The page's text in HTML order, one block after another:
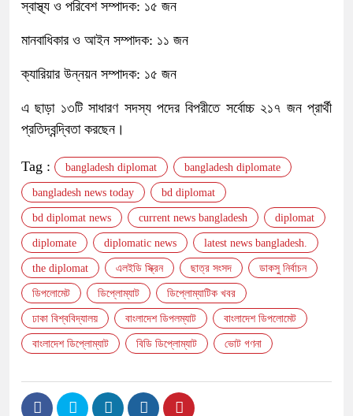
স্বাস্থ্য ও পরিবেশ সম্পাদক: ১৫ জন
মানবাধিকার ও আইন সম্পাদক: ১১ জন
ক্যারিয়ার উন্নয়ন সম্পাদক: ১৫ জন
এ ছাড়া ১৩টি সাধারণ সদস্য পদের বিপরীতে সর্বোচ্চ ২১৭ জন প্রার্থী
প্রতিদ্বন্দ্বিতা করছেন।
Tag : bangladesh diplomat bangladesh diplomate
bangladesh news today bd diplomat
bd diplomat news current news bangladesh diplomat
diplomate diplomatic news latest news bangladesh.
the diplomat এলইডি স্ক্রিন ছাত্র সংসদ ডাকসু নির্বাচন
ডিপলোমেট ডিপ্লোম্যাট ডিপ্লোম্যাটিক খবর
ঢাকা বিশ্ববিদ্যালয় বাংলাদেশ ডিপলম্যাট বাংলাদেশ ডিপলোমেট
বাংলাদেশ ডিপ্লোম্যাট বিডি ডিপ্লোম্যাট ভোট গণনা